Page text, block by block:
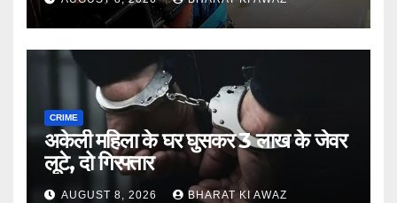
CRIME
अकेली महिला के घर घुसकर 3 लाख के जेवर
लूटे, दो गिरफ्तार
AUGUST 8, 2026 BHARAT KI AWAZ